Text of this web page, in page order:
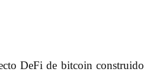
DeFi de bitcoin construido